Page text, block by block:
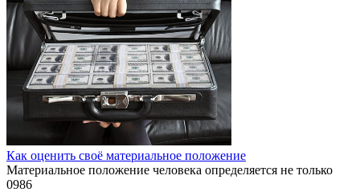
Как оценить своё материальное положение
Материальное положение человека определяется не только
0986